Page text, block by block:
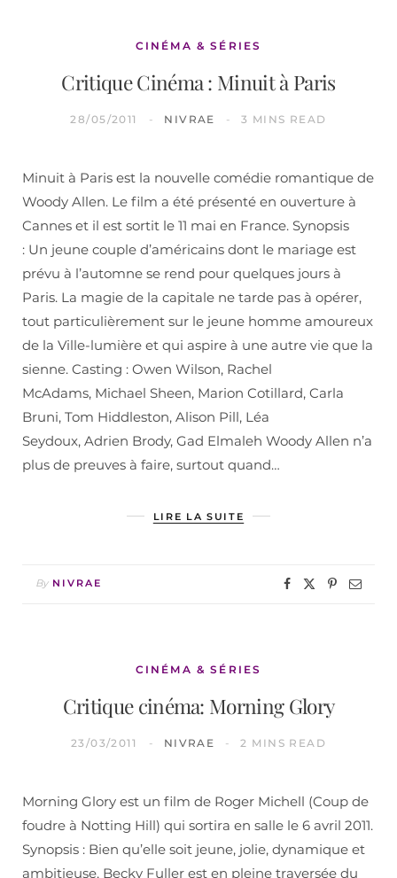
CINÉMA & SÉRIES
Critique Cinéma : Minuit à Paris
28/05/2011 NIVRAE 3 MINS READ
Minuit à Paris est la nouvelle comédie romantique de
Woody Allen. Le film a été présenté en ouverture à
Cannes et il est sortit le 11 mai en France. Synopsis
: Un jeune couple d’américains dont le mariage est
prévu à l’automne se rend pour quelques jours à
Paris. La magie de la capitale ne tarde pas à opérer,
tout particulièrement sur le jeune homme amoureux
de la Ville-lumière et qui aspire à une autre vie que la
sienne. Casting : Owen Wilson, Rachel
McAdams, Michael Sheen, Marion Cotillard, Carla
Bruni, Tom Hiddleston, Alison Pill, Léa
Seydoux, Adrien Brody, Gad Elmaleh Woody Allen n’a
plus de preuves à faire, surtout quand…
LIRE LA SUITE
By NIVRAE
CINÉMA & SÉRIES
Critique cinéma: Morning Glory
23/03/2011 NIVRAE 2 MINS READ
Morning Glory est un film de Roger Michell (Coup de
foudre à Notting Hill) qui sortira en salle le 6 avril 2011.
Synopsis : Bien qu’elle soit jeune, jolie, dynamique et
ambitieuse, Becky Fuller est en pleine traversée du